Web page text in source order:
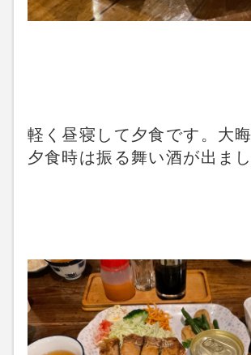
軽く昼寝して夕食です。大
夕食時は振る舞い酒が出まし